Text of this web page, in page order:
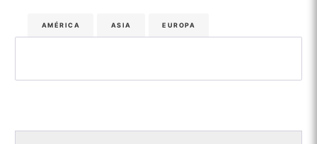
AMÉRICA ASIA EUROPA